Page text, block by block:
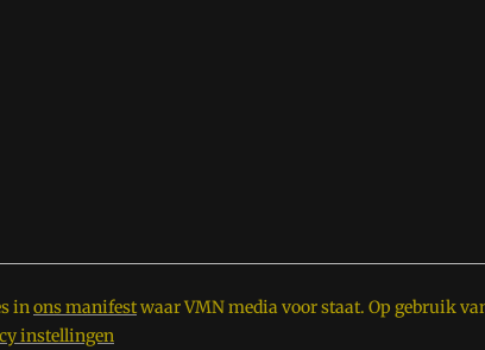
inons manifestwaar VMN media voor staat. Op gebruik
instellingen